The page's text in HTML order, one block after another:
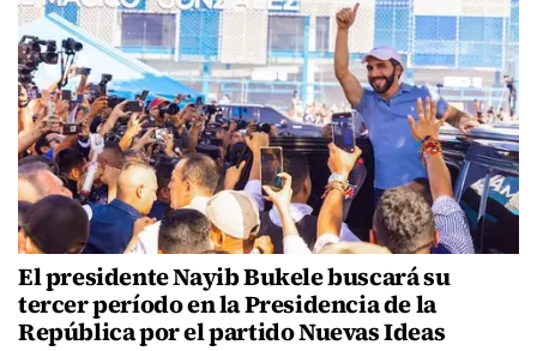
El presidente Nayib Bukele buscará su
tercer período en la Presidencia de la
República por el partido Nuevas Ideas